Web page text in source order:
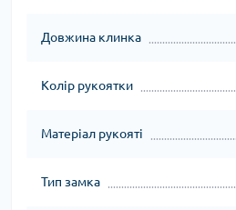
Довжина клинка
Колір рукоятки
Матеріал рукояті
Тип замка